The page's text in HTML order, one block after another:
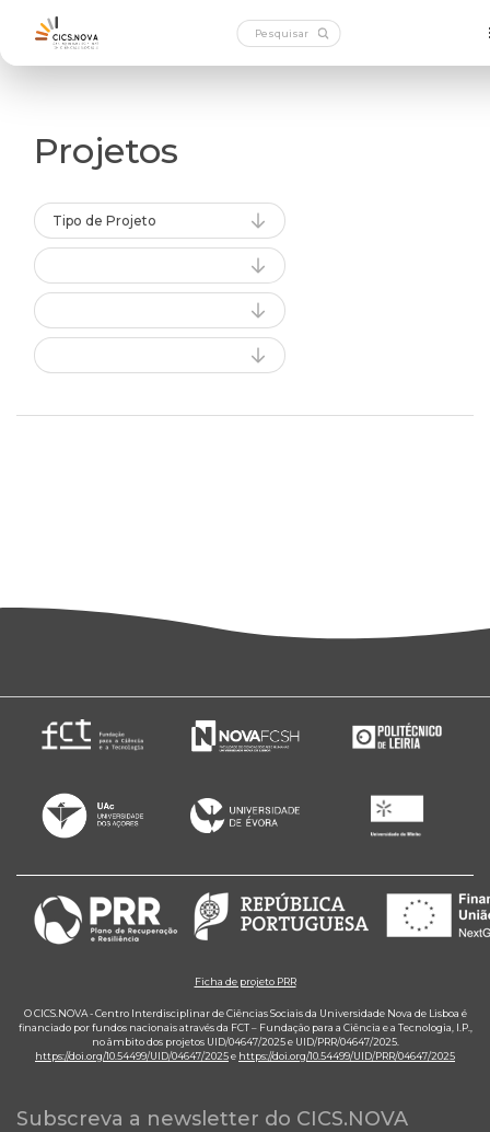
Projetos
Tipo de Projeto
Ficha de projeto PRR
O CICS.NOVA - Centro Interdisciplinar de Ciências Sociais da Universidade Nova de Lisboa é
financiado por fundos nacionais através da FCT – Fundação para a Ciência e a Tecnologia, I.P.,
no âmbito dos projetos UID/04647/2025 e UID/PRR/04647/2025.
https://doi.org/10.54499/UID/04647/2025e https://doi.org/10.54499/UID/PRR/04647/2025
Subscreva a newsletter do CICS.NOVA